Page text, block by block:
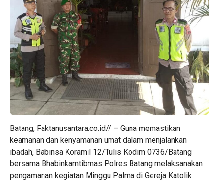
Batang, Faktanusantara.co.id// – Guna memastikan
keamanan dan kenyamanan umat dalam menjalankan
ibadah, Babinsa Koramil 12/Tulis Kodim 0736/Batang
bersama Bhabinkamtibmas Polres Batang melaksanakan
pengamanan kegiatan Minggu Palma di Gereja Katolik